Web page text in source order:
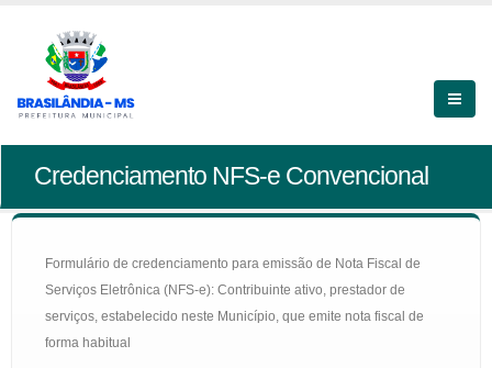
Credenciamento NFS-e Convencional
Formulário de credenciamento para emissão de Nota Fiscal de
Serviços Eletrônica (NFS-e): Contribuinte ativo, prestador de
serviços, estabelecido neste Município, que emite nota fiscal de
forma habitual